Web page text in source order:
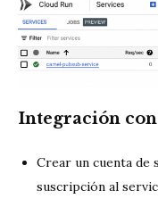
Integración
Crear un cuenta
suscripción al